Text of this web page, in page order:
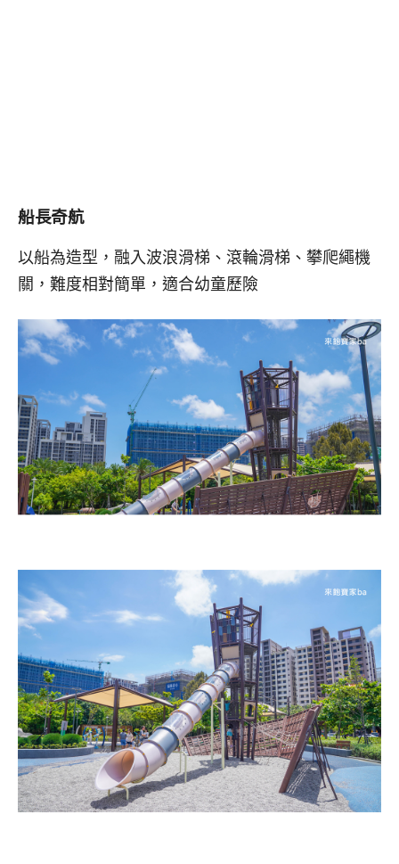
船長奇航
以船為造型，融入波浪滑梯、滾輪滑梯、攀爬繩機
關，難度相對簡單，適合幼童歷險